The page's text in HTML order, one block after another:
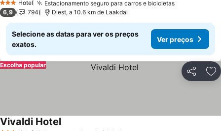
3 EstrelasHotel Estacionamento seguro para carros e bicicletasVer preços
6,9 794 Diest, a 10.6 km de Laakdal
Selecione as datas para ver os preços
exatos.
Ver preços
Partilhar
Escolha popular
Vivaldi HotelVer preços